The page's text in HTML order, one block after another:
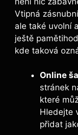
Vtipná
ale také uvolní
ještě
kde taková
Online
stránek
které
Hledejte
přidat